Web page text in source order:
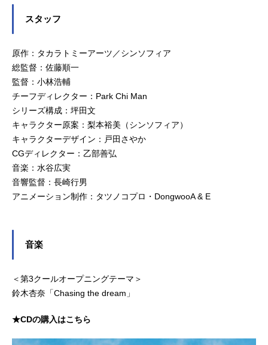
スタッフ
原作：タカラトミーアーツ／シンソフィア
総監督：佐藤順一
監督：小林浩輔
チーフディレクター：Park Chi Man
シリーズ構成：坪田文
キャラクター原案：梨本裕美（シンソフィア）
キャラクターデザイン：戸田さやか
CGディレクター：乙部善弘
音楽：水谷広実
音響監督：長崎行男
アニメーション制作：タツノコプロ・DongwooA & E
音楽
＜第3クールオープニングテーマ＞
鈴木杏奈「Chasing the dream」
★CDの購入はこちら